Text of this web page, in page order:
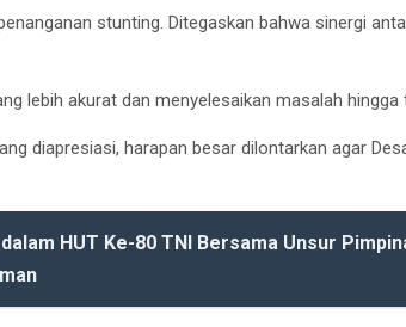
stunting. Ditegaskan bahwa sinergi
lebih akurat dan menyelesaikan masalah hingga
diapresiasi, harapan besar dilontarkan agar
HUT Ke-80 TNI Bersama Unsur